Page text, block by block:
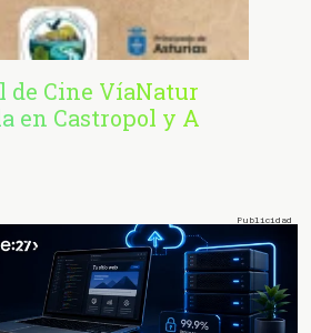
de Cine VíaNatur
en Castropol y A